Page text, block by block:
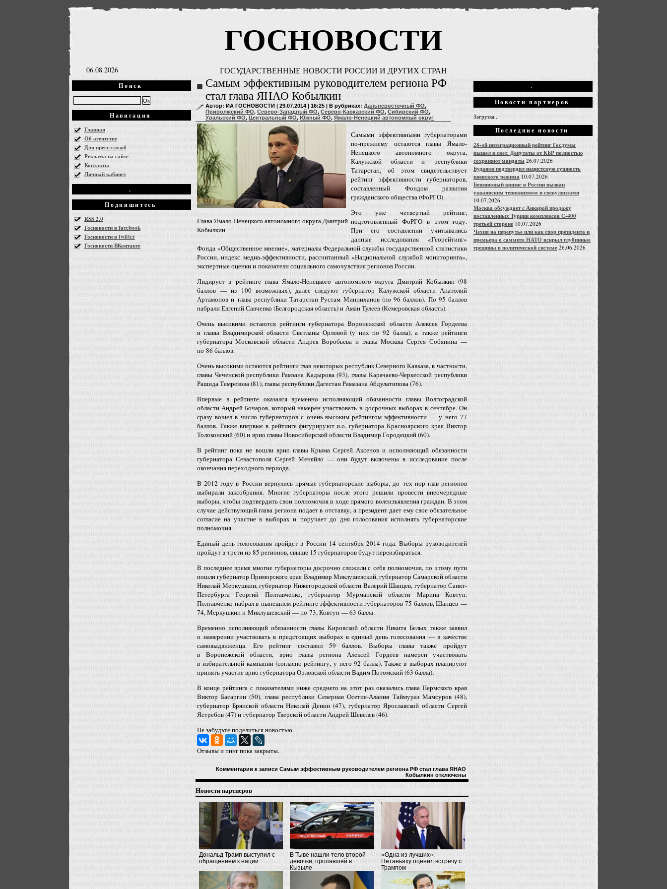
ГОСНОВОСТИ
06.08.2026 ГОСУДАРСТВЕННЫЕ НОВОСТИ РОССИИ И ДРУГИХ СТРАН
Поиск
Навигация
Главная
Об агентстве
Для пресс-служб
Реклама на сайте
Контакты
Личный кабинет
.
Подпишитесь
RSS 2.0
Госновости в facebook
Госновости в twitter
Госновости ВКонтакте
Самым эффективным руководителем региона РФ
стал глава ЯНАО Кобылкин
Автор: ИА ГОСНОВОСТИ | 29.07.2014 | 16:25 | В рубриках: Дальневосточный ФО,
Приволжский ФО, Северо-Западный ФО, Северо-Кавказский ФО, Сибирский ФО,
Уральский ФО, Центральный ФО, Южный ФО, Ямало-Ненецкий автономный округ
Глава Ямало-Ненецкого автономного округа Дмитрий
Кобылкин
Самыми эффективными губернаторами
по-прежнему остаются главы Ямало-
Ненецкого автономного округа,
Калужской области и республики
Татарстан, об этом свидетельствует
рейтинг эффективности губернаторов,
составленный Фондом развития
гражданского общества (ФоРГО).
Это уже четвертый рейтинг,
подготовленный ФоРГО в этом году.
При его составлении учитывались
данные исследования «Георейтинг»
Фонда «Общественное мнение», материалы Федеральной службы государственной статистики
России, индекс медиа-эффективности, рассчитанный «Национальной службой мониторинга»,
экспертные оценки и показатели социального самочувствия регионов России.
Лидирует в рейтинге глава Ямало-Ненецкого автономного округа Дмитрий Кобылкин (98
баллов — из 100 возможных), далее следуют губернатор Калужской области Анатолий
Артамонов и глава республики Татарстан Рустам Минниханов (по 96 баллов). По 95 баллов
набрали Евгений Савченко (Белгородская область) и Аман Тулеев (Кемеровская область).
Очень высокими остаются рейтинги губернатора Воронежской области Алексея Гордеева
и главы Владимирской области Светланы Орловой (у них по 92 балла), а также рейтинги
губернатора Московской области Андрея Воробьева и главы Москвы Сергея Собянина —
по 86 баллов.
Очень высокими остаются рейтинги глав некоторых республик Северного Кавказа, в частности,
главы Чеченской республики Рамзана Кадырова (93), главы Карачаево-Черкесской республики
Рашида Темрезова (81), главы республики Дагестан Рамазана Абдулатипова (76).
Впервые в рейтинге оказался временно исполняющий обязанности главы Волгоградской
области Андрей Бочаров, который намерен участвовать в досрочных выборах в сентябре. Он
сразу вошел в число губернаторов с очень высоким рейтингом эффективности — у него 77
баллов. Также впервые в рейтинге фигурируют и.о. губернатора Красноярского края Виктор
Толоконский (60) и врио главы Новосибирской области Владимир Городецкий (60).
В рейтинг пока не вошли врио главы Крыма Сергей Аксенов и исполняющий обязанности
губернатора Севастополя Сергей Меняйло — они будут включены в исследование после
окончания переходного периода.
В 2012 году в России вернулись прямые губернаторские выборы, до тех пор глав регионов
выбирали заксобрания. Многие губернаторы после этого решили провести внеочередные
выборы, чтобы подтвердить свои полномочия в ходе прямого волеизъявления граждан. В этом
случае действующий глава региона подает в отставку, а президент дает ему свое обязательное
согласие на участие в выборах и поручает до дня голосования исполнять губернаторские
полномочия.
Единый день голосования пройдет в России 14 сентября 2014 года. Выборы руководителей
пройдут в трети из 85 регионов, свыше 15 губернаторов будут переизбираться.
В последнее время многие губернаторы досрочно сложили с себя полномочия, по этому пути
пошли губернатор Приморского края Владимир Миклушевский, губернатор Самарской области
Николай Меркушкин, губернатор Нижегородской области Валерий Шанцев, губернатор Санкт-
Петербурга Георгий Полтавченко, губернатор Мурманской области Марина Ковтун.
Полтавченко набрал в нынешнем рейтинге эффективности губернаторов 75 баллов, Шанцев —
74, Меркушкин и Миклушевский — по 73, Ковтун — 63 балла.
Временно исполняющий обязанности главы Кировской области Никита Белых также заявил
о намерении участвовать в предстоящих выборах в единый день голосования — в качестве
самовыдвиженца. Его рейтинг составил 59 баллов. Выборы главы также пройдут
в Воронежской области, врио главы региона Алексей Гордеев намерен участвовать
в избирательной кампании (согласно рейтингу, у него 92 балла). Также в выборах планируют
принять участие врио губернатора Орловской области Вадим Потомский (63 балла),
В конце рейтинга с показателями ниже среднего на этот раз оказались глава Пермского края
Виктор Басаргин (50), глава республики Северная Осетия-Алания Таймураз Мамсуров (48),
губернатор Брянской области Николай Денин (47), губернатор Ярославской области Сергей
Ястребов (47) и губернатор Тверской области Андрей Шевелев (46).
Не забудьте поделиться новостью.
Отзывы и пинг пока закрыты.
Комментарии к записи Самым эффективным руководителем региона РФ стал глава ЯНАО
Кобылкин отключены
Новости партнеров
Дональд Трамп выступил с
обращением к нации
В Тыве нашли тело второй
девочки, пропавшей в
Кызыле
«Одна из лучших»:
Нетаньяху оценил встречу с
Трампом
.
Новости партнеров
Загрузка...
Последние новости
28-ой интеграционный рейтинг Госдумы
вышел в свет. Депутаты от КБР полностью
сохраняют мандаты 26.07.2026
Буданов подтвердил нацистскую сущность
киевского режима 10.07.2026
Бензиновый кризис в России вызван
украинским терроризмом и спекулянтами
10.07.2026
Москва обсуждает с Анкарой продажу
поставленных Турции комплексов С-400
третьей стороне 10.07.2026
Чехия на перепутье или как спор президента и
премьера о саммите НАТО вскрыл глубинные
трещины в политической системе 26.06.2026